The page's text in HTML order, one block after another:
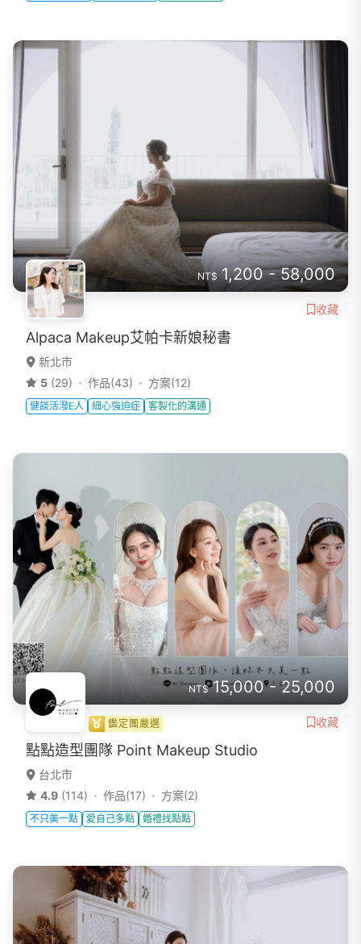
NT$ 1,200 - 58,000
收藏
Alpaca Makeup艾帕卡新娘秘書
新北市
5 (29) 作品(43) 方案(12)
健談活潑E人 細心強迫症 客製化的溝通
NT$ 15,000 - 25,000
鑑定團嚴選 收藏
點點造型團隊 Point Makeup Studio
台北市
4.9 (114) 作品(17) 方案(2)
不只美一點 愛自己多點 婚禮找點點